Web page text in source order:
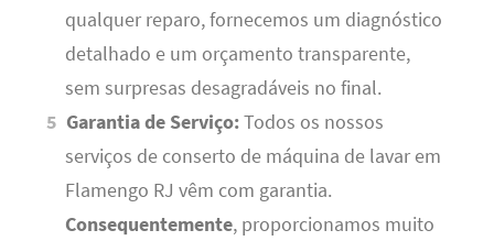
qualquer reparo, fornecemos um diagnóstico
detalhado e um orçamento transparente,
sem surpresas desagradáveis no final.
Garantia de Serviço:Todos os nossos
serviços de conserto de máquina de lavar em
Flamengo RJ vêm com garantia.
Consequentemente, proporcionamos muito